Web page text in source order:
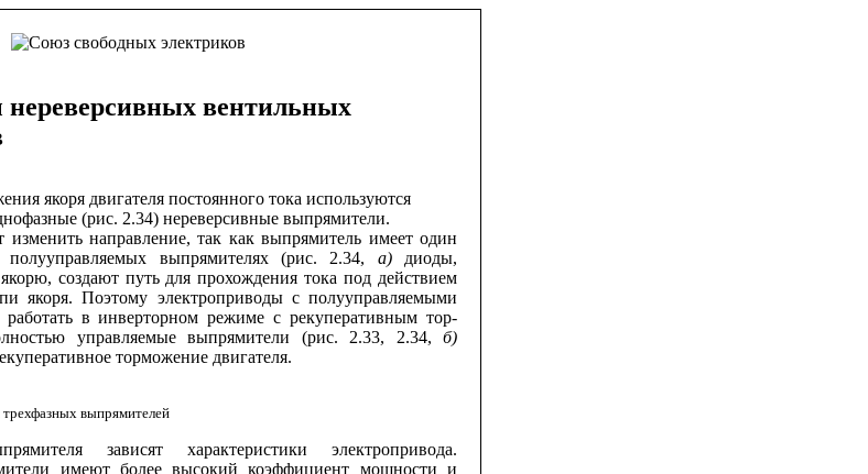
вентильных
якоря двигателя постоянного тока используются
(рис. 2.34) нереверсивные выпрямители.
направление, так как выпрямитель имеет один
выпрямителях (рис. 2.34, а) дио­ды,
создают путь для прохож­дения тока под действием
якоря. Поэтому электроприводы с полууправляемыми
в инверторном режиме с рекуперативным тор­
управляемые выпрямители (рис. 2.33, 2.34, б)
тор­можение двигателя.
выпрямителей
зависят характеристики элек­тропривода.
имеют более высокий коэффициент мощности и